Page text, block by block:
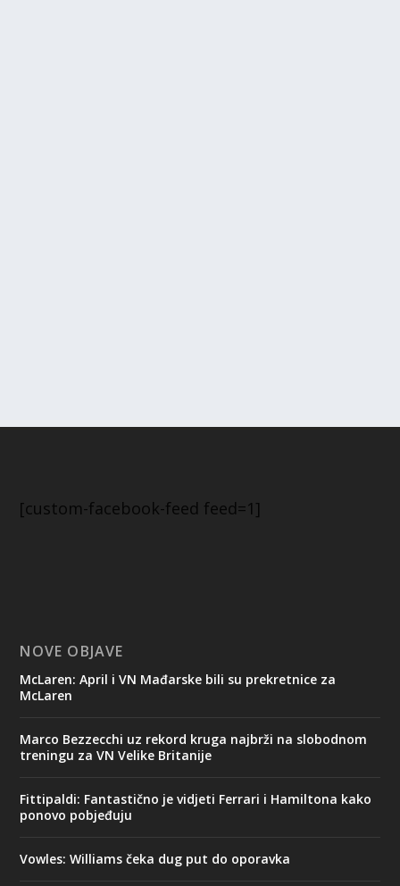
[custom-facebook-feed feed=1]
NOVE OBJAVE
McLaren: April i VN Mađarske bili su prekretnice za
McLaren
Marco Bezzecchi uz rekord kruga najbrži na slobodnom
treningu za VN Velike Britanije
Fittipaldi: Fantastično je vidjeti Ferrari i Hamiltona kako
ponovo pobjeđuju
Vowles: Williams čeka dug put do oporavka